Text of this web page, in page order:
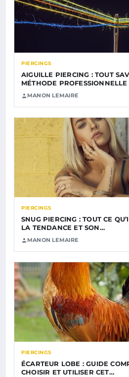
PIERCINGS
AIGUILLE PIERCING : TOUT
MÉTHODE PROFESSIONNELLE
MANON LEMAIRE
PIERCINGS
SNUG PIERCING : TOUT CE
LA TENDANCE ET SON…
MANON LEMAIRE
PIERCINGS
ÉCARTEUR LOBE : GUIDE
CHOISIR ET UTILISER CET…